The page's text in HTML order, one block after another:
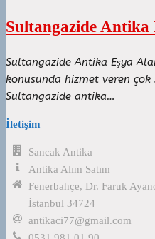
Sultangazide Antika
Sultangazide Antika Eşya
konusunda hizmet veren çok
Sultangazide antika…
İletişim
Sancak Antika
Antika Alım Satım
Fenerbahçe, Dr. Faruk
İstanbul 34724
antikaci77@gmail.com